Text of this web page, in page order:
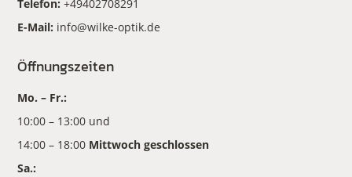
Telefon:+49402708291
E-Mail: info@wilke-optik.de
Öffnungszeiten
Mo. – Fr.:
10:00 – 13:00 und
14:00 – 18:00 Mittwoch geschlossen
Sa.: